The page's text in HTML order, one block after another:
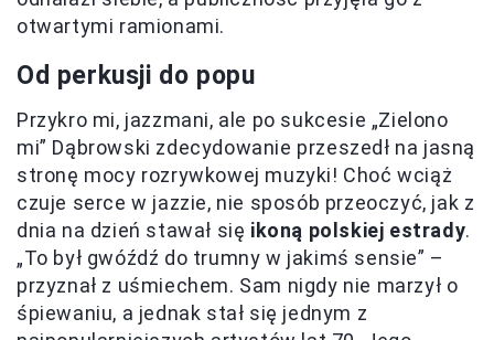
otwartymi ramionami.
Od perkusji do popu
Przykro mi, jazzmani, ale po sukcesie „Zielono
mi” Dąbrowski zdecydowanie przeszedł na jasną
stronę mocy rozrywkowej muzyki! Choć wciąż
czuje serce w jazzie, nie sposób przeoczyć, jak z
dnia na dzień stawał się ikoną polskiej estrady.
„To był gwóźdź do trumny w jakimś sensie” –
przyznał z uśmiechem. Sam nigdy nie marzył o
śpiewaniu, a jednak stał się jednym z